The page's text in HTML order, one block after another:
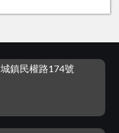
鎮民權路174號